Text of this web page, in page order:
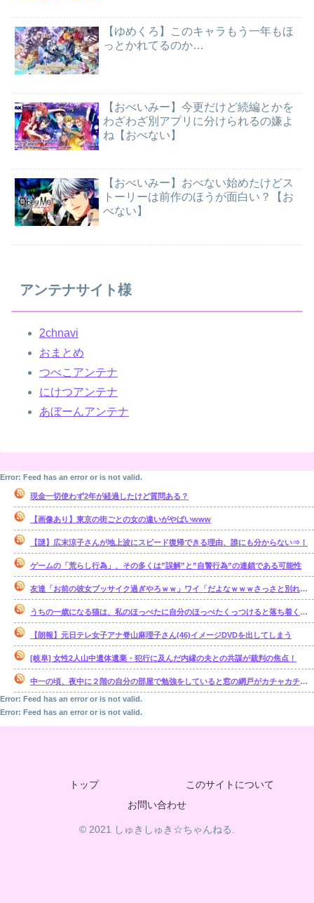
【ゆめくろ】このキャラもう一年もほ
っとかれてるのか…
【おべいみー】今更だけど続編とかを
わざわざ別アプリに分けられるの嫌よ
ね【おべない】
【おべいみー】おべない始めたけどス
トーリーは前作のほうが面白い？【お
べない】
アンテナサイト様
2chnavi
おまとめ
つべこアンテナ
にけつアンテナ
あぼーんアンテナ
Error: Feed has an error or is not valid.
現金一切使わず2年が経過したけど質問ある？
【画像あり】東京の街ごとの女の違いがやばいwww
【謎】広末涼子さんが地上波にスピード復帰できる理由、誰にも分からない⇒！
ゲームの「荒らし行為」、その多くは”誤解”と”自警行為”の連鎖である可能性
友達「お前の彼女ブッサイク過ぎやろｗｗ」ワイ「だよなｗｗｗさっさと別れたいわｗｗｗ」
うちの一歳になる猫は、私のほっぺたに自分のほっぺたくっつけると落ち着くのか・・・【再】
【朗報】元日テレ女子アナ脊山麻理子さん(46)イメージDVDを出してしまう
[岐阜] 女性2人山中遺体遺棄・犯行に及んだ内縁の夫との共謀が裁判の焦点！
中一の頃、夜中に２階の自分の部屋で勉強をしていると窓の網戸がカチャカチャ鳴り出した。【再】
Error: Feed has an error or is not valid.
Error: Feed has an error or is not valid.
トップ
このサイトについて
お問い合わせ
© 2021 しゅきしゅき☆ちゃんねる.